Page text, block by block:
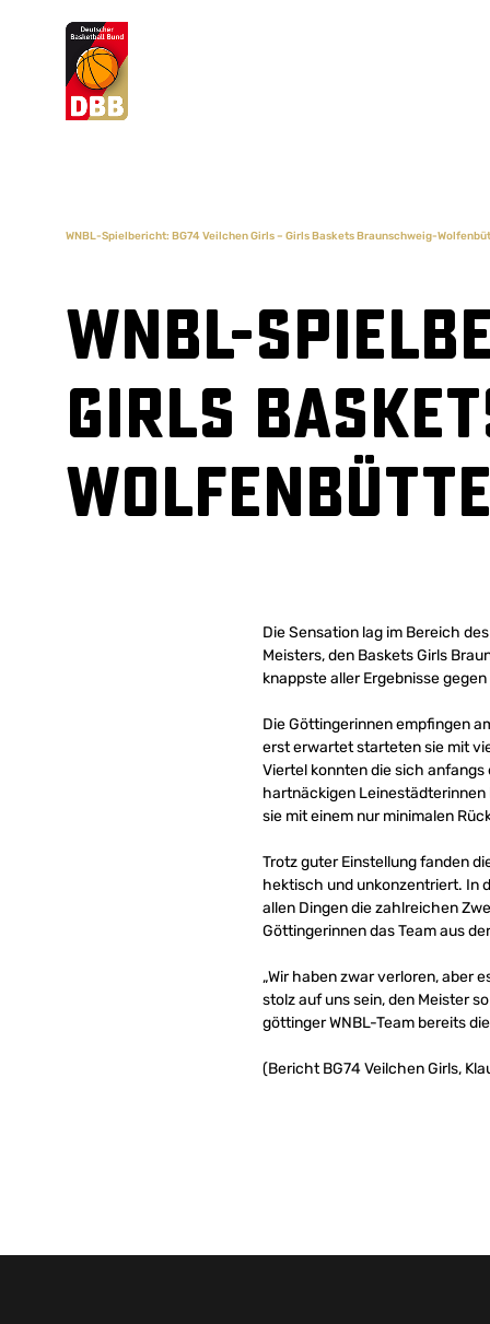
Suchvorschläge
WNBL-Spielbericht: BG74 Veilchen Girls – Girls Baskets Braunschweig-
WNBL-
Girls
Die Sensation lag im Bereich
Meisters, den Baskets Girls
knappste aller Ergebnisse
Die Göttingerinnen empfingen
erst erwartet starteten sie mit
Viertel konnten die sich
hartnäckigen
sie mit einem nur minimalen
Trotz guter Einstellung fanden
hektisch und unkonzentriert. In
allen Dingen die zahlreichen
Göttingerinnen das Team aus
„Wir haben zwar verloren, aber
stolz auf uns sein, den Meister
göttinger WNBL-Team bereits
(Bericht BG74 Veilchen Girls,